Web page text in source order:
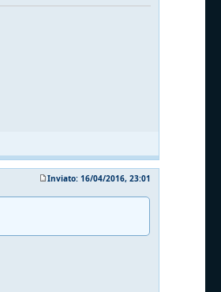
Inviato: 16/04/2016, 23:01